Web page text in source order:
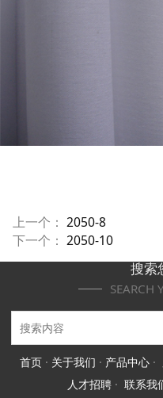
上一个： 2050-8
下一个： 2050-10
搜索
SEARCH
首页· 关于我们 · 产品中心·
人才招聘· 联系我